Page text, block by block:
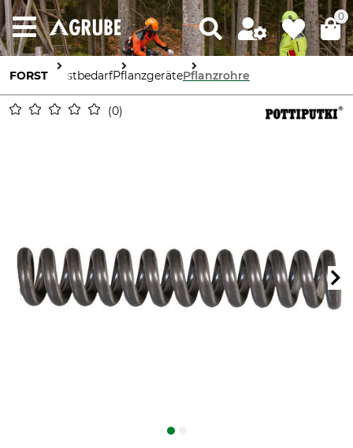
0
FORST ForstbedarfPflanzgerätePflanzrohre
0